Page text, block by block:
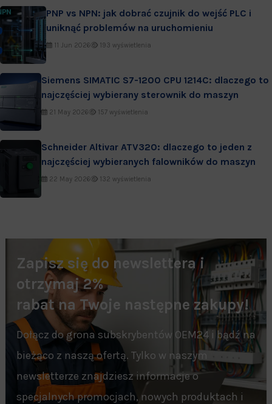
PNP vs NPN: jak dobrać czujnik do wejść PLC i
uniknąć problemów na uruchomieniu
11 Jun 2026 193 wyświetlenia
Siemens SIMATIC S7-1200 CPU 1214C: dlaczego to
najczęściej wybierany sterownik do maszyn
21 May 2026 157 wyświetlenia
Schneider Altivar ATV320: dlaczego to jeden z
najczęściej wybieranych falowników do maszyn
22 May 2026 132 wyświetlenia
Zapisz się do newslettera i
otrzymaj 2%
rabat na Twoje następne zakupy!
Dołącz do grona subskrybentów OEM24 i bądź na
bieżąco z naszą ofertą. Tylko w naszym
newsletterze znajdziesz informacje o
specjalnych promocjach, nowych produktach i